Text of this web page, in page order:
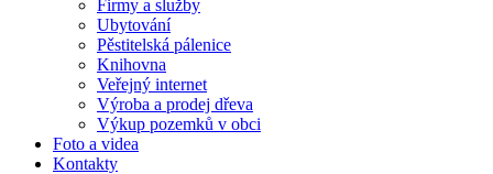
Firmy a služby
Ubytování
Pěstitelská pálenice
Knihovna
Veřejný internet
Výroba a prodej dřeva
Výkup pozemků v obci
Foto a videa
Kontakty